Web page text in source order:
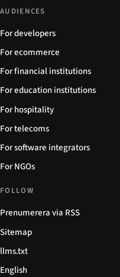
AUDIENCES
For developers
For ecommerce
For financial institutions
For education institutions
For hospitality
For telecoms
For software integrators
For NGOs
FOLLOW
Prenumerera via RSS
Sitemap
llms.txt
English